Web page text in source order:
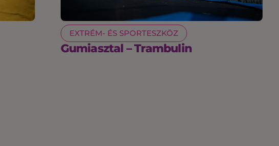
EXTRÉM- ÉS SPORTESZKÖZ
Gumiasztal – Trambulin